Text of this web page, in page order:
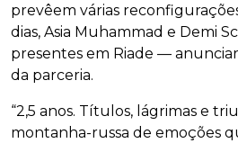
prevêem várias
dias, Asia Muhammad e Demi
presentes em Riade —
da parceria.
“2,5 anos. Títulos, lágrimas e
montanha-russa de emoções